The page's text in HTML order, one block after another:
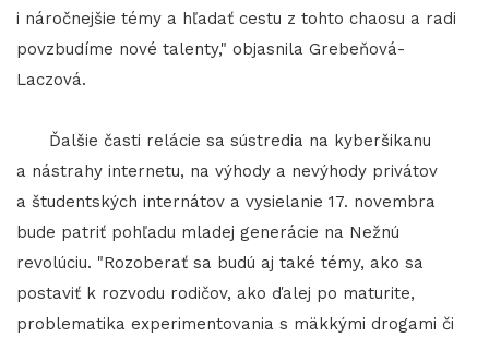
i náročnejšie témy a hľadať cestu z tohto chaosu a radi
povzbudíme nové talenty," objasnila Grebeňová-
Laczová.
Ďalšie časti relácie sa sústredia na kyberšikanu
a nástrahy internetu, na výhody a nevýhody privátov
a študentských internátov a vysielanie 17. novembra
bude patriť pohľadu mladej generácie na Nežnú
revolúciu. "Rozoberať sa budú aj také témy, ako sa
postaviť k rozvodu rodičov, ako ďalej po maturite,
problematika experimentovania s mäkkými drogami či